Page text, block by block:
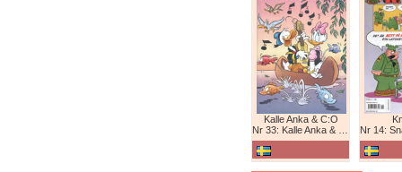
Kalle Anka & C:O
Nr 33: Kalle Anka & C:O
Nr 14: